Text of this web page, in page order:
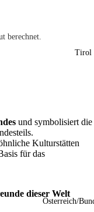
Tirol
Österreich/
berechnet.
und symbolisiert die
Kulturstätten
für das
dieser Welt